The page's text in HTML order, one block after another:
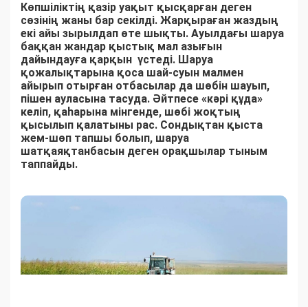
Көпшіліктің қазір уақыт қысқарған деген
сөзінің жаны бар секілді. Жарқыраған жаздың
екі айы зырылдап өте шықты. Ауылдағы шаруа
баққан жандар қыстық мал азығын
дайындауға қарқын үстеді. Шаруа
қожалықтарына қоса шай-суын малмен
айырып отырған отбасылар да шөбін шауып,
пішен ауласына тасуда. Әйтпесе «кәрі құда»
келіп, қаһарына мінгенде, шөбі жоқтың
қысылып қалатыны рас. Сондықтан қыста
жем-шөп тапшы болып, шаруа
шатқаяқтанбасын деген орақшылар тыным
таппайды.